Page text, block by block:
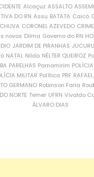
Alcaçuz ASSALTO
DO RN Assu BATATA Caicó
CORONEL AZEVEDO CRIME
novos Dilma Governo do RN
JARDIM DE PIRANHAS
NATAL Nilda NÉLTER QUEIROZ
PARELHAS Parnamirim POLÍCIA
MILITAR Política PRF
GERMANO Robinson Faria
NORTE Temer UFRN Vivaldo
ÁLVARO DIAS